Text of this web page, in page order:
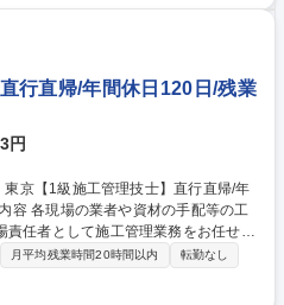
ト管理■クレーム対応・CS向上■施設
ムとの連携） ★お仕事のスタートは
送り、会計、予約管理等)から行って
行直帰/年間休日120日/残業
円
任者として施工管理業務をお任せい
お伝えした後、2027年3月1日の案件
ョンの
様）からの度重なる要望や、急な仕
月平均残業時間20時間以内
転勤なし